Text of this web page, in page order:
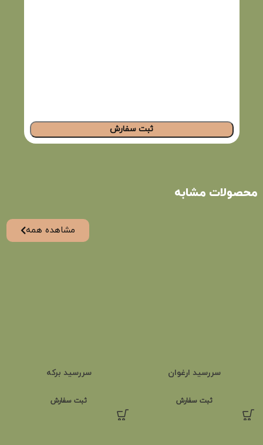
ثبت سفارش
محصولات مشابه
مشاهده همه
سررسید ارغوان
ثبت سفارش
سررسید برکه
ثبت سفارش